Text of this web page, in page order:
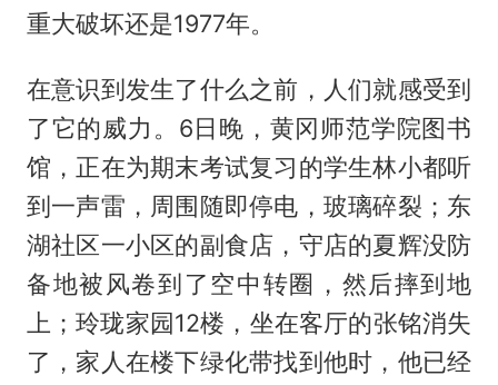
重大破坏还是1977年。
在意识到发生了什么之前，人们就感受到
了它的威力。6日晚，黄冈师范学院图书
馆，正在为期末考试复习的学生林小都听
到一声雷，周围随即停电，玻璃碎裂；东
湖社区一小区的副食店，守店的夏辉没防
备地被风卷到了空中转圈，然后摔到地
上；玲珑家园12楼，坐在客厅的张铭消失
了，家人在楼下绿化带找到他时，他已经